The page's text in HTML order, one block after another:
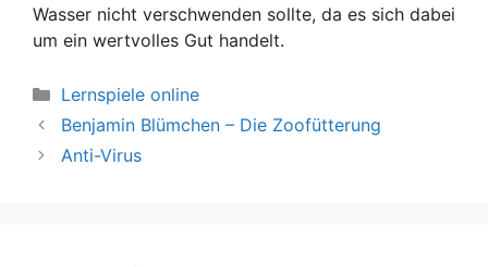
Wasser nicht verschwenden sollte, da es sich dabei
um ein wertvolles Gut handelt.
Kategorien
Lernspiele online
Benjamin Blümchen – Die Zoofütterung
Anti-Virus